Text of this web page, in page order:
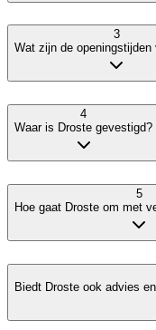
3
Wat zijn de openingstijden
4
Waar is Droste gevestigd?
5
Hoe gaat Droste om met
Biedt Droste ook advies